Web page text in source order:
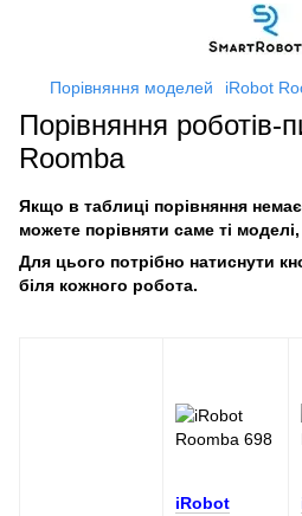
Порівняння моделей iRobot
Порівняння роботів-
Roomba
Якщо в таблиці порівняння
можете порівняти саме ті моделі,
Для цього потрібно натиснути
біля кожного робота.
iRobot